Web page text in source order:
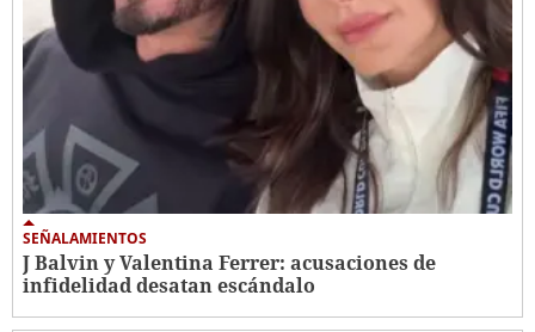
SEÑALAMIENTOS
J Balvin y Valentina Ferrer: acusaciones de
infidelidad desatan escándalo